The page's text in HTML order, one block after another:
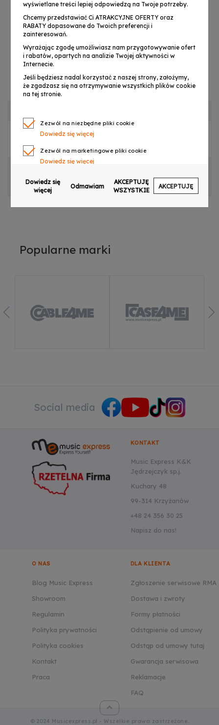
CECHY PRODUKTU
OPINIE
Popularne marki
Social media
KONTAKT
Music Express K&K
Jędrzejczyk sp.j.
Kuchary 48
99-314 Krzyżanów
+48 24 356 30 25
Napisz do nas!
O NAS
Blog Music Express
Showroom
Regulamin
Polityka prywatności
Polityka cookies
Kontakt
Praca
DLA KLIENTA
Zgłoszenie serwisowe RMA
Dostawa i zwroty
Formy płatności
Odstąpienie od umowy
Odstąp od umowy tutaj
Gwarancja serwisowa
Reklamacje
FAQ
© 2024 Musicexpress.pl - Wszelkie prawa zastrzeżone.
wyświetlane treści lepiej odpowiedzą na Twoje potrzeby.
Chcemy przedstawiać Ci ATRAKCYJNE OFERTY oraz
RABATY dopasowane do Twoich preferencji i
zainteresowań.
Wyrażając zgodę umożliwiasz nam przygotowywanie ofert
i rabatów, opartych na analizie Twojej aktywności w
Internecie.
Jeśli będziesz nadal korzystać z naszej strony, założymy,
że zgadzasz się na otrzymywanie wszystkich plików cookie
na tej stronie.
Zezwól na niezbędne pliki cookie
Dowiedz się więcej
Zezwól na marketingowe pliki cookie
Dowiedz się więcej
Zezwól na pliki cookie dotyczące preferencji
Dowiedz się więcej
Zezwól na ciasteczka analityczne
Dowiedz się więcej
Dowiedz się
więcej
Odmawiam
AKCEPTUJĘ
WSZYSTKIE
AKCEPTUJĘ